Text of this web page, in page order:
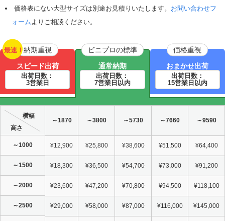
価格表にない大型サイズは別途お見積りいたします。 お問い合わせフ
ォーム よりご相談ください。
最速！納期重視
スピード出荷
出荷日数：
3営業日
ビニプロの標準
通常納期
出荷日数：
7営業日以内
価格重視
おまかせ出荷
出荷日数：
15営業日以内
横幅
高さ
～1870 ～3800 ～5730 ～7660 ～9590
～1000 ¥12,900 ¥25,800 ¥38,600 ¥51,500 ¥64,400
～1500 ¥18,300 ¥36,500 ¥54,700 ¥73,000 ¥91,200
～2000 ¥23,600 ¥47,200 ¥70,800 ¥94,500 ¥118,100
～2500 ¥29,000 ¥58,000 ¥87,000 ¥116,000 ¥145,000